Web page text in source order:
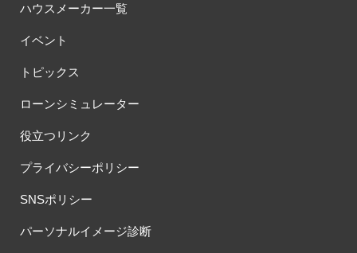
ハウスメーカー一覧
イベント
トピックス
ローンシミュレーター
役立つリンク
プライバシーポリシー
SNSポリシー
パーソナルイメージ診断